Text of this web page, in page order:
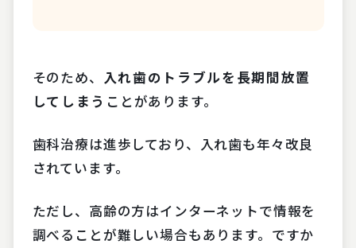
そのため、 入れ歯のトラブルを長期間放置
してしまう ことがあります。
歯科治療は進歩しており、入れ歯も年々改良
されています。
ただし、高齢の方はインターネットで情報を
調べることが難しい場合もあります。ですか